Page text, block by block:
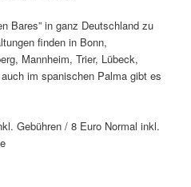
Bares” in ganz Deutschland zu
finden in Bonn,
Mannheim, Trier, Lübeck,
im spanischen Palma gibt es
Gebühren / 8 Euro Normal inkl.